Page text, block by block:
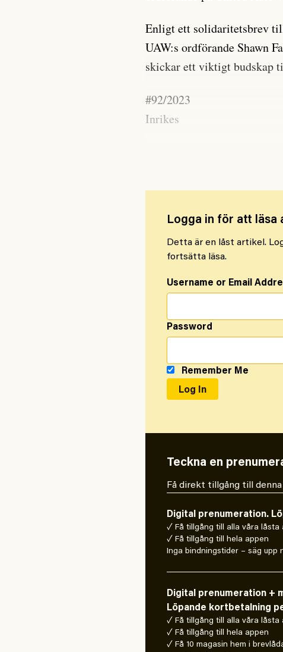
Enligt ett solidaritetsbrev
UAW:s ordförande Shawn
skickar ett viktigt budskap
#92/2023
Inrikes
Logga in för att läsa
Detta är en låst artikel.
fortsätta läsa.
Username or Email
Password
Remember Me
Teckna en
Få direkt tillgång till
Digital prenumeration.
✓ Få tillgång till alla våra låsta
✓ Få tillgång till hela appen
Inga bindningstider – säg upp
Digital prenumeration +
Löpande kortbetalning
✓ Få tillgång till alla våra låsta
✓ Få tillgång till hela appen
✓ Få 10 magasin hem i